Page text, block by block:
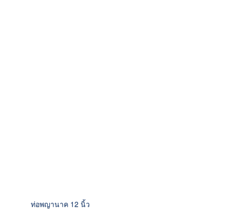
ท่อพญานาค 12 นิ้ว